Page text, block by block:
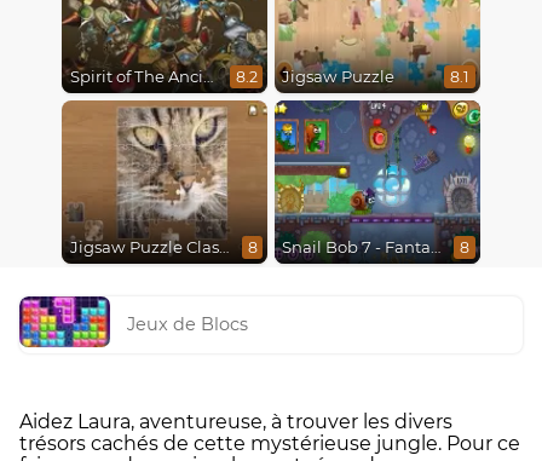
Spirit of The Ancient Forest 8.2 Jigsaw Puzzle 8.1
Jigsaw Puzzle Classic 8 Snail Bob 7 - Fantasy Story 8
Jeux de Blocs
Aidez Laura, aventureuse, à trouver les divers
trésors cachés de cette mystérieuse jungle. Pour ce